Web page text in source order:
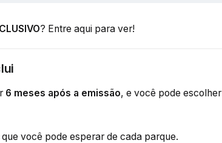
? Entre aqui para ver!
6 meses após a emissão, e você pode escolher
você pode esperar de cada parque.